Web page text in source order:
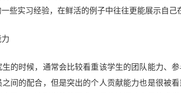
些实习经验，在鲜活的例子中往往更能展示自己
的时候，通常会比较看重该学生的团队能力、
间的配合，但是突出的个人贡献能力也是很被